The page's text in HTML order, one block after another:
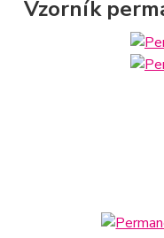
Vzorník